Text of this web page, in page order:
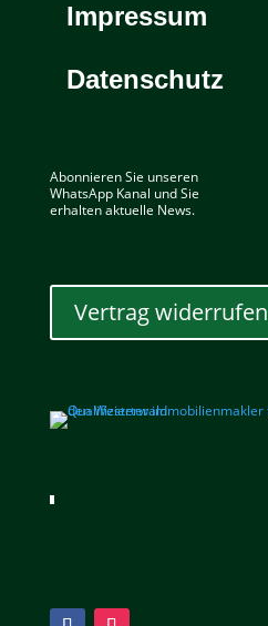
Impressum
Datenschutz
Abonnieren Sie unseren
WhatsApp Kanal und Sie
erhalten aktuelle News.
Vertrag widerrufen